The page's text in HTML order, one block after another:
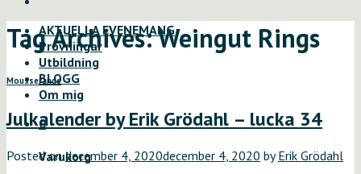
AKTUELLA EVENEMANG
Provningar
Utbildning
BLOGG
Om mig
0
Varukorg
Tag Archives:Weingut Rings
Mousserande
Julkalender by Erik Grödahl – lucka 34
Posted ondecember 4, 2020december 4, 2020 byErik Grödahl